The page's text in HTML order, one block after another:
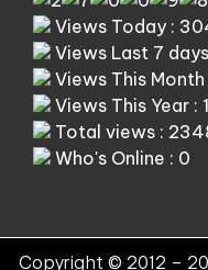
Views Today :
Views Last 7
Views This
Views This Year :
Total views :
Who's Online : 0
Copyright © 2012 –